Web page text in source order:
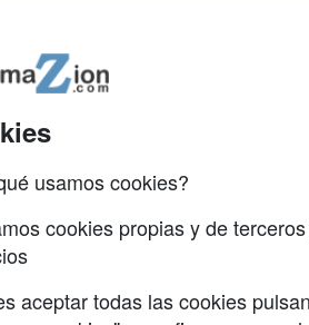
usamos cookies?
cookies propias y de
aceptar todas las cookies